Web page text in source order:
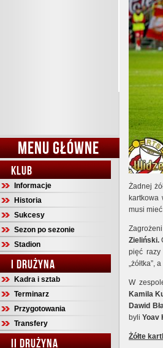
MENU GŁÓWNE
KLUB
Informacje
Historia
Sukcesy
Sezon po sezonie
Stadion
I DRUŻYNA
Kadra i sztab
Terminarz
Przygotowania
Transfery
II DRUŻYNA
Żadnej
kartkowa
musi
Zieliński.
pięć razy
„żółtka”,
W
Kamila
Dawid
byli Yoav
Żółte